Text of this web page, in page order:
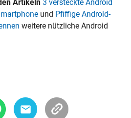
Artikeln 3 versteckte Android
und Pfiffige Android-
weitere nützliche Android